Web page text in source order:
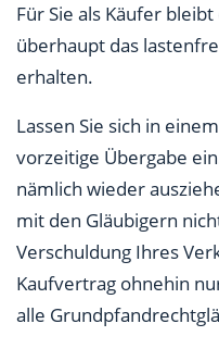
Für Sie als Käufer
überhaupt das
erhalten.
Lassen Sie sich in
vorzeitige Übergabe
nämlich wieder
mit den Gläubigern
Verschuldung Ihres
Kaufvertrag ohnehin
alle